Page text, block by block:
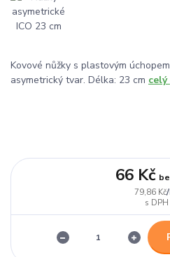
Kovové nůžky s plastovým
asymetrický tvar. Délka: 23 cm
79,86 Kč/
66 Kč